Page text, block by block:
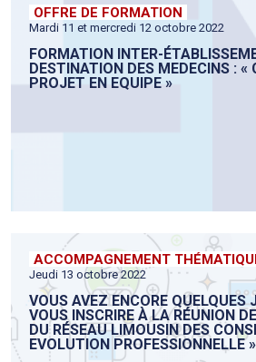
OFFRE DE FORMATION
Mardi 11 et mercredi 12 octobre 2022
FORMATION INTER-
DESTINATION DES MEDECINS : «
PROJET EN EQUIPE »
ACCOMPAGNEMENT
Jeudi 13 octobre 2022
VOUS AVEZ ENCORE QUELQUES
VOUS INSCRIRE À LA RÉUNION
DU RÉSEAU LIMOUSIN DES
EVOLUTION PROFESSIONNELLE »